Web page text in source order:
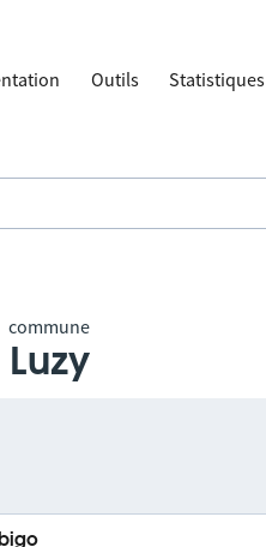
Outils Statistiques
commune
Luzy